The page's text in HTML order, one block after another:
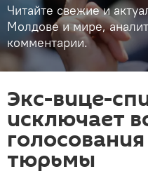
Читайте свежие и
Молдове и мире,
комментарии.
Экс-вице-
исключает
тюрьмы